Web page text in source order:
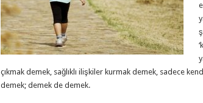
çıkmak demek, sağlıklı ilişkiler kurmak demek, sadece
demek; demek de demek.